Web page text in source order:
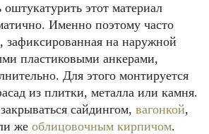
оштукатурить этот материал
Именно поэтому часто
зафиксированная на наружной
пластиковыми анкерами,
Для этого монтируется
из плитки, металла или камня.
сайдингом, вагонкой,
же облицовочным кирпичом.